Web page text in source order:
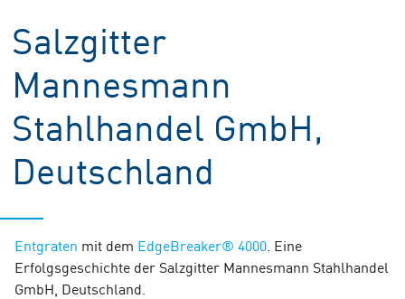
Salzgitter
Mannesmann
Stahlhandel GmbH,
Deutschland
Entgraten mit dem EdgeBreaker® 4000 . Eine
Erfolgsgeschichte der Salzgitter Mannesmann Stahlhandel
GmbH, Deutschland.